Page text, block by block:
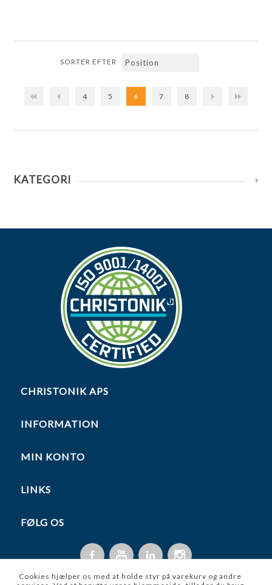
SORTER EFTER
4 5 6 7 8
KATEGORI
CHRISTONIK APS
INFORMATION
MIN KONTO
LINKS
FØLG OS
Cookies hjælper os med at holde styr på varekurv og andre